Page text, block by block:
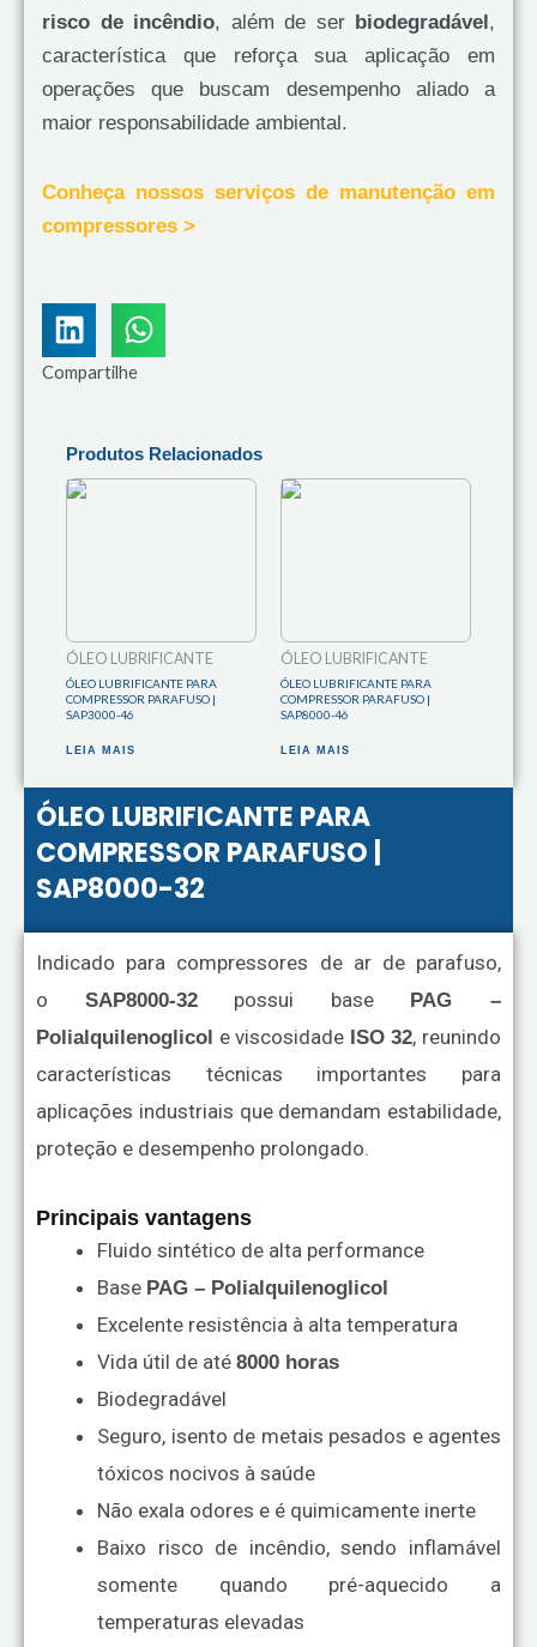
risco de incêndio, além de ser biodegradável ,
característica que reforça sua aplicação em
operações que buscam desempenho aliado a
maior responsabilidade ambiental.
Conheça nossos serviços de manutenção em
compressores >
Compartilhe
Produtos Relacionados
ÓLEO LUBRIFICANTE
ÓLEO LUBRIFICANTE PARA
COMPRESSOR PARAFUSO |
SAP3000-46
LEIA MAIS
ÓLEO LUBRIFICANTE
ÓLEO LUBRIFICANTE PARA
COMPRESSOR PARAFUSO |
SAP8000-46
LEIA MAIS
ÓLEO LUBRIFICANTE PARA
COMPRESSOR PARAFUSO |
SAP8000-32
Indicado para compressores de ar de parafuso,
o SAP8000-32possui base PAG –
Polialquilenoglicol e viscosidade ISO 32, reunindo
características técnicas importantes para
aplicações industriais que demandam estabilidade,
proteção e desempenho prolongado.
Principais vantagens
Fluido sintético de alta performance
Base PAG – Polialquilenoglicol
Excelente resistência à alta temperatura
Vida útil de até 8000 horas
Biodegradável
Seguro, isento de metais pesados e agentes
tóxicos nocivos à saúde
Não exala odores e é quimicamente inerte
Baixo risco de incêndio, sendo inflamável
somente quando pré-aquecido a
temperaturas elevadas